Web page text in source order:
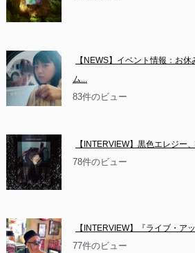
【NEWS】イベント情報：お
ム...
83件のビュー
【INTERVIEW】黒色エレジー
78件のビュー
【INTERVIEW】『ライブ・ア
77件のビュー